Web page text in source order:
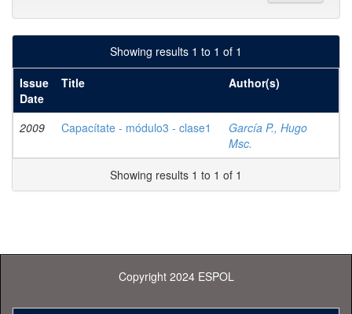
Showing results 1 to 1 of 1
Issue
Date
Title Author(s)
2009 Capacítate - módulo3 - clase1
García P., Hugo
Msc.
Showing results 1 to 1 of 1
Copyright 2024 ESPOL